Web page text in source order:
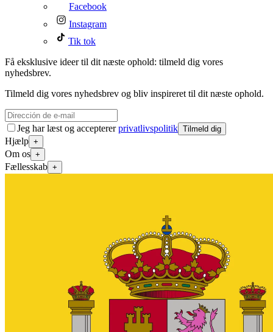
Facebook
Instagram
Tik tok
Få eksklusive ideer til dit næste ophold: tilmeld dig vores
nyhedsbrev.
Tilmeld dig vores nyhedsbrev og bliv inspireret til dit næste ophold.
Jeg har læst og acceptererprivatlivspolitik Tilmeld dig
Hjælp +
Om os +
Fællesskab +